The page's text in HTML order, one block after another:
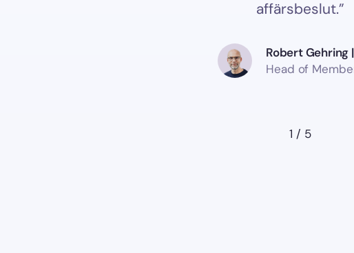
Robert Gehring | STIM
Head of Members
2 /5